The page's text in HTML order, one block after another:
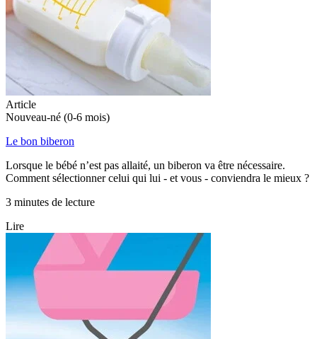
Article
Nouveau-né (0-6 mois)
Le bon biberon
Lorsque le bébé n’est pas allaité, un biberon va être nécessaire.
Comment sélectionner celui qui lui - et vous - conviendra le mieux ?
3 minutes de lecture
Lire